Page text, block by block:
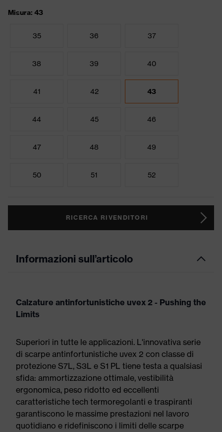
Misura: 43
35 36 37
38 39 40
41 42 43
44 45 46
47 48 49
50 51 52
RICERCA RIVENDITORI
Informazioni sull’articolo
Calzature antinfortunistiche uvex 2 - Pushing the
Limits
Superiori in tutte le applicazioni. L'innovativa serie
di scarpe antinfortunistiche uvex 2 con classe di
protezione S7L, S3L e S1 PL tiene testa a qualsiasi
sfida: ammortizzazione ottimale, vestibilità
ergonomica, peso ridotto ed eccellenti
caratteristiche tech termoregolanti e traspiranti
garantiscono le massime prestazioni nel lavoro
quotidiano e ridefiniscono i limiti delle scarpe